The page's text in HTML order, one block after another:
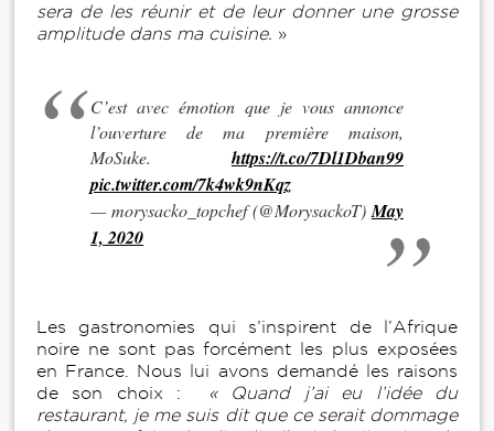
sera de les réunir et de leur donner une grosse
amplitude dans ma cuisine. »
C’est avec émotion que je vous annonce
l’ouverture de ma première maison,
MoSuke. https://t.co/7Dl1Dban99
pic.twitter.com/7k4wk9nKqz
— morysacko_topchef (@MorysackoT) May
1, 2020
Les gastronomies qui s’inspirent de l’Afrique
noire ne sont pas forcément les plus exposées
en France. Nous lui avons demandé les raisons
de son choix :
« Quand j’ai eu l’idée du
restaurant, je me suis dit que ce serait dommage